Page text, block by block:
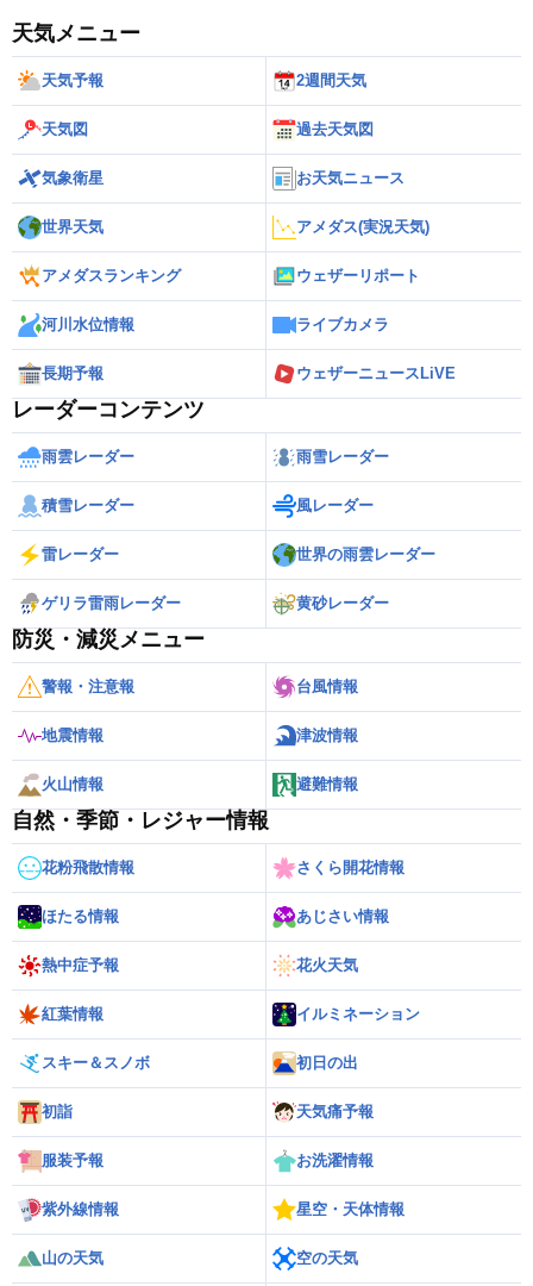
天気メニュー
天気予報 2週間天気
天気図 過去天気図
気象衛星 お天気ニュース
世界天気 アメダス(実況天気)
アメダスランキング ウェザーリポート
河川水位情報 ライブカメラ
長期予報 ウェザーニュースLiVE
レーダーコンテンツ
雨雲レーダー 雨雪レーダー
積雪レーダー 風レーダー
雷レーダー 世界の雨雲レーダー
ゲリラ雷雨レーダー 黄砂レーダー
防災・減災メニュー
警報・注意報 台風情報
地震情報 津波情報
火山情報 避難情報
自然・季節・レジャー情報
花粉飛散情報 さくら開花情報
ほたる情報 あじさい情報
熱中症予報 花火天気
紅葉情報 イルミネーション
スキー＆スノボ 初日の出
初詣 天気痛予報
服装予報 お洗濯情報
紫外線情報 星空・天体情報
山の天気 空の天気